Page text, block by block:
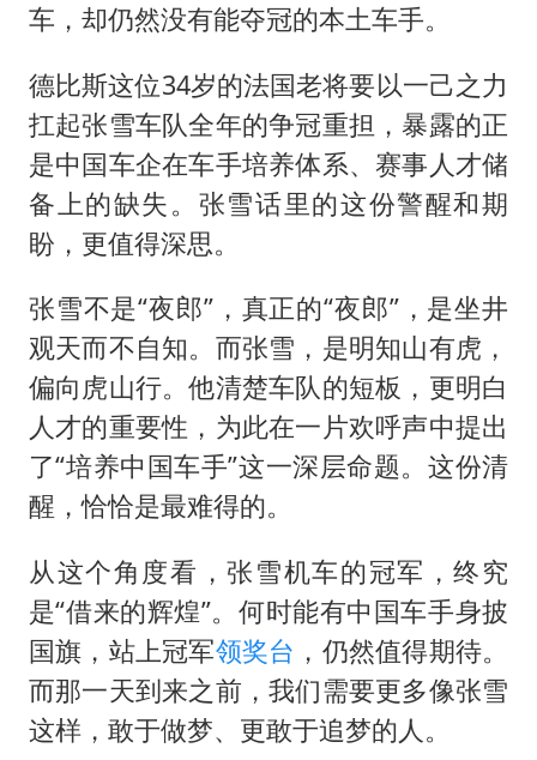
车，却仍然没有能夺冠的本土车手。
德比斯这位34岁的法国老将要以一己之力
扛起张雪车队全年的争冠重担，暴露的正
是中国车企在车手培养体系、赛事人才储
备上的缺失。张雪话里的这份警醒和期
盼，更值得深思。
张雪不是“夜郎”，真正的“夜郎”，是坐井
观天而不自知。而张雪，是明知山有虎，
偏向虎山行。他清楚车队的短板，更明白
人才的重要性，为此在一片欢呼声中提出
了“培养中国车手”这一深层命题。这份清
醒，恰恰是最难得的。
从这个角度看，张雪机车的冠军，终究
是“借来的辉煌”。何时能有中国车手身披
国旗，站上冠军领奖台 ，仍然值得期待。
而那一天到来之前，我们需要更多像张雪
这样，敢于做梦、更敢于追梦的人。